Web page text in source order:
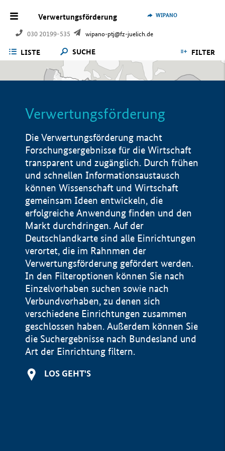
Verwertungsförderung
030 20199-535 wipano-ptj@fz-juelich.de
WIPANO
LISTE SUCHE FILTER
Verwertungsförderung
Die Verwertungsförderung macht
Forschungsergebnisse für die Wirtschaft
transparent und zugänglich. Durch frühen
und schnellen Informationsaustausch
können Wissenschaft und Wirtschaft
gemeinsam Ideen entwickeln, die
erfolgreiche Anwendung finden und den
Markt durchdringen. Auf der
Deutschlandkarte sind alle Einrichtungen
verortet, die im Rahnmen der
Verwertungsförderung gefördert werden.
In den Filteroptionen können Sie nach
Einzelvorhaben suchen sowie nach
Verbundvorhaben, zu denen sich
verschiedene Einrichtungen zusammen
geschlossen haben. Außerdem können Sie
die Suchergebnisse nach Bundesland und
Art der Einrichtung filtern.
LOS GEHT'S